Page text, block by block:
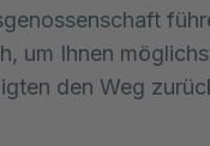
um Ihnen
den Weg